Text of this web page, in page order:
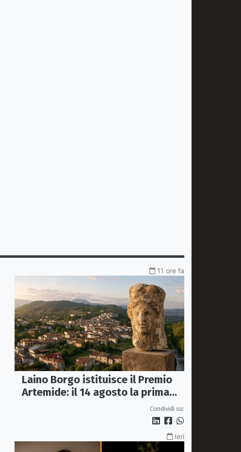
11 ore fa
Laino Borgo istituisce il Premio
Artemide: il 14 agosto la prima
Condividi su:
Ieri